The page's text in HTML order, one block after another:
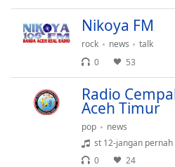
dialog
Escape
Nikoya FM
rock news
talk
0
53
Radio
Aceh Timur
pop
news
st 12-jangan
0
24